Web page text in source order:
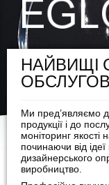
НАЙВИЩІ
Ми пред’являємо
продукції і до
моніторинг якості
починаючи від ідеї
дизайнерського
виробництво.